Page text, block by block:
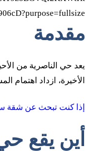
مقدمة
يعد حي الناصرية من
الأخيرة، ازداد
إذا كنت تبحث عن شقة
أين يقع